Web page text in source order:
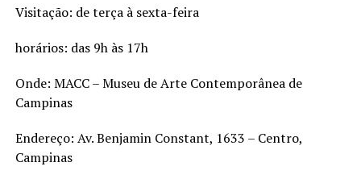
Visitação: de terça à sexta-feira
horários: das 9h às 17h
Onde: MACC – Museu de Arte Contemporânea de
Campinas
Endereço: Av. Benjamin Constant, 1633 – Centro,
Campinas